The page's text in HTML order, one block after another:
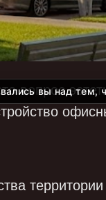
вопрос
вы над тем,